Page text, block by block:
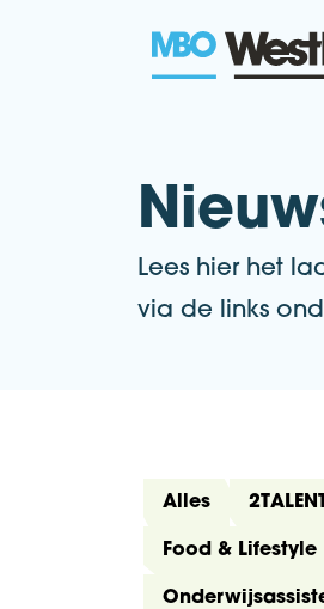
Lees hier het
via de links
Alles
Food & Lifestyle